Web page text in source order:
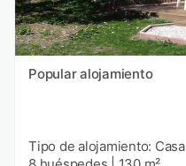
Popular alojamiento
Tipo de alojamiento: Casa